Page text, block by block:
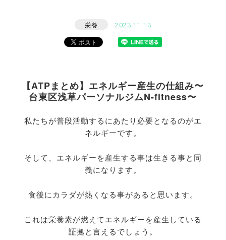
栄養 2023.11.13
【ATPまとめ】エネルギー産生の仕組み〜
台東区浅草パーソナルジムN-fitness〜
私たちが普段活動するにあたり必要となるのがエ
ネルギーです。
そして、エネルギーを産生する事は生きる事と同
義になります。
食後にカラダが熱くなる事があると思います。
これは栄養素が燃えてエネルギーを産生している
証拠と言えるでしょう。